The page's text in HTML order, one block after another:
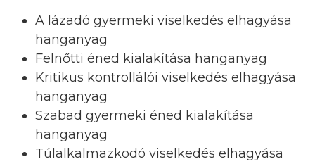
A lázadó gyermeki viselkedés elhagyása
hanganyag
Felnőtti éned kialakítása hanganyag
Kritikus kontrollálói viselkedés elhagyása
hanganyag
Szabad gyermeki éned kialakítása
hanganyag
Túlalkalmazkodó viselkedés elhagyása